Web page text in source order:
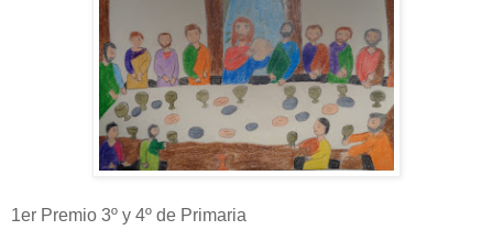
1er Premio 3º y 4º de Primaria